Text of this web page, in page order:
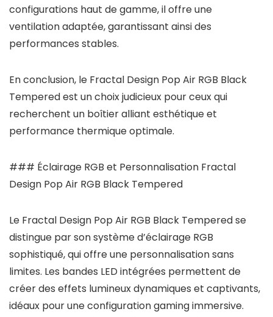
configurations haut de gamme, il offre une
ventilation adaptée, garantissant ainsi des
performances stables.
En conclusion, le Fractal Design Pop Air RGB Black
Tempered est un choix judicieux pour ceux qui
recherchent un boîtier alliant esthétique et
performance thermique optimale.
### Éclairage RGB et Personnalisation Fractal
Design Pop Air RGB Black Tempered
Le Fractal Design Pop Air RGB Black Tempered se
distingue par son système d’éclairage RGB
sophistiqué, qui offre une personnalisation sans
limites. Les bandes LED intégrées permettent de
créer des effets lumineux dynamiques et captivants,
idéaux pour une configuration gaming immersive.